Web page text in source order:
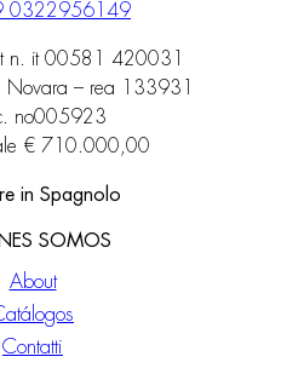
0322956149
n. it 00581 420031
Novara – rea 133931
no005923
€ 710.000,00
in Spagnolo
SOMOS
About
Contatti